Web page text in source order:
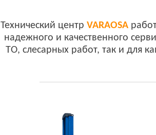
Технический центр VARAOSA
надежного и качественного
ТО, слесарных работ, так и для